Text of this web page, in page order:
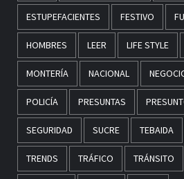
ESTUPEFACIENTES FESTIVO
HOMBRES LEER LIFE STYLE
MONTERÍA NACIONAL
POLICÍA PRESUNTAS
SEGURIDAD SUCRE TEBAIDA
TRENDS TRÁFICO TRÁNSITO